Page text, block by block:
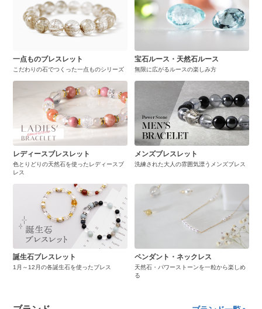
一点ものブレスレット
こだわりの石でつくった一点ものシリーズ
宝石ルース・天然石ルース
無限に広がるルースの楽しみ方
レディースブレスレット
色とりどりの天然石を使ったレディースブ
レス
メンズブレスレット
洗練された大人の雰囲気漂うメンズブレス
誕生石ブレスレット
1月～12月の各誕生石を使ったブレス
ペンダント・ネックレス
天然石・パワーストーンを一粒から楽しめ
る